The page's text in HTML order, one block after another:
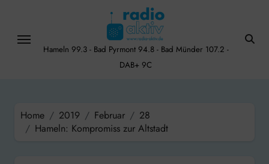
content
Hameln 99.3 - Bad Pyrmont 94.8 - Bad Münder 107.2 -
DAB+ 9C
Home 2019 Februar
28
Hameln: Kompromiss zur Altstadt